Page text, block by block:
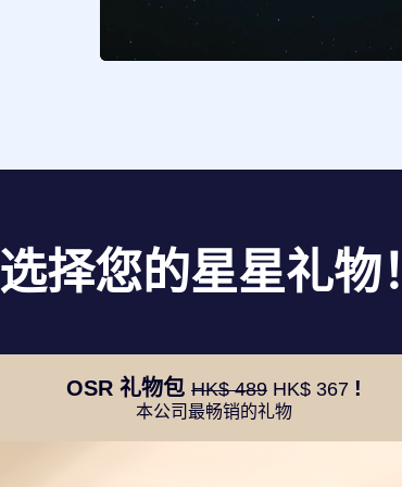
选择您的星星礼物！
OSR 礼物包 HK$ 489 HK$ 367 !
本公司最畅销的礼物